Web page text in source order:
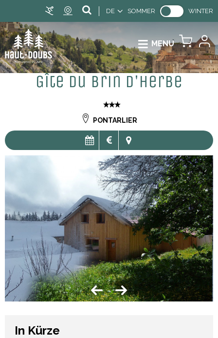
DE SOMMER WINTER
MENU
Gîte du Brin d'Herbe
PONTARLIER
In Kürze